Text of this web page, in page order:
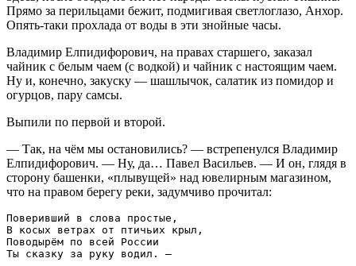
Прямо за перильцами бежит, подмигивая светлоглазо, Анхор.
Опять-таки прохлада от воды в эти знойные часы.
Владимир Елпидифорович, на правах старшего, заказал
чайник с белым чаем (с водкой) и чайник с настоящим чаем.
Ну и, конечно, закуску — шашлычок, салатик из помидор и
огурцов, пару самсы.
Выпили по первой и второй.
— Так, на чём мы остановились? — встрепенулся Владимир
Елпидифорович. — Ну, да… Павел Васильев. — И он, глядя в
сторону башенки, «плывущей» над ювелирным магазином,
что на правом берегу реки, задумчиво прочитал:
Поверивший в слова простые,
В косых ветрах от птичьих крыл,
Поводырём по всей России